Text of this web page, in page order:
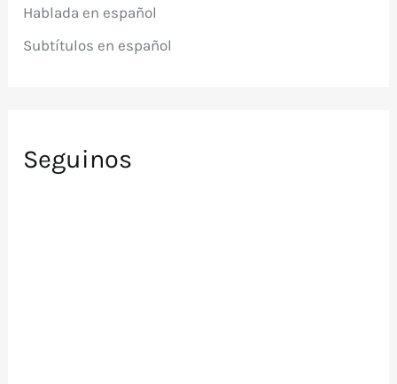
:Hablada en español
Subtítulos en español
Seguinos